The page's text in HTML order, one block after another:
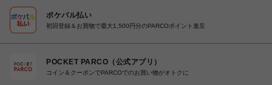
ポケパル払い
初回登録＆お買物で最大1,500円分のPARCOポイント進呈
POCKET PARCO（公式アプリ）
コイン＆クーポンでPARCOでのお買い物がオトクに